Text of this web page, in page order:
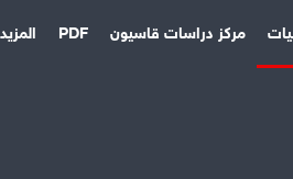
مركز دراسات قاسيون PDF المزيد